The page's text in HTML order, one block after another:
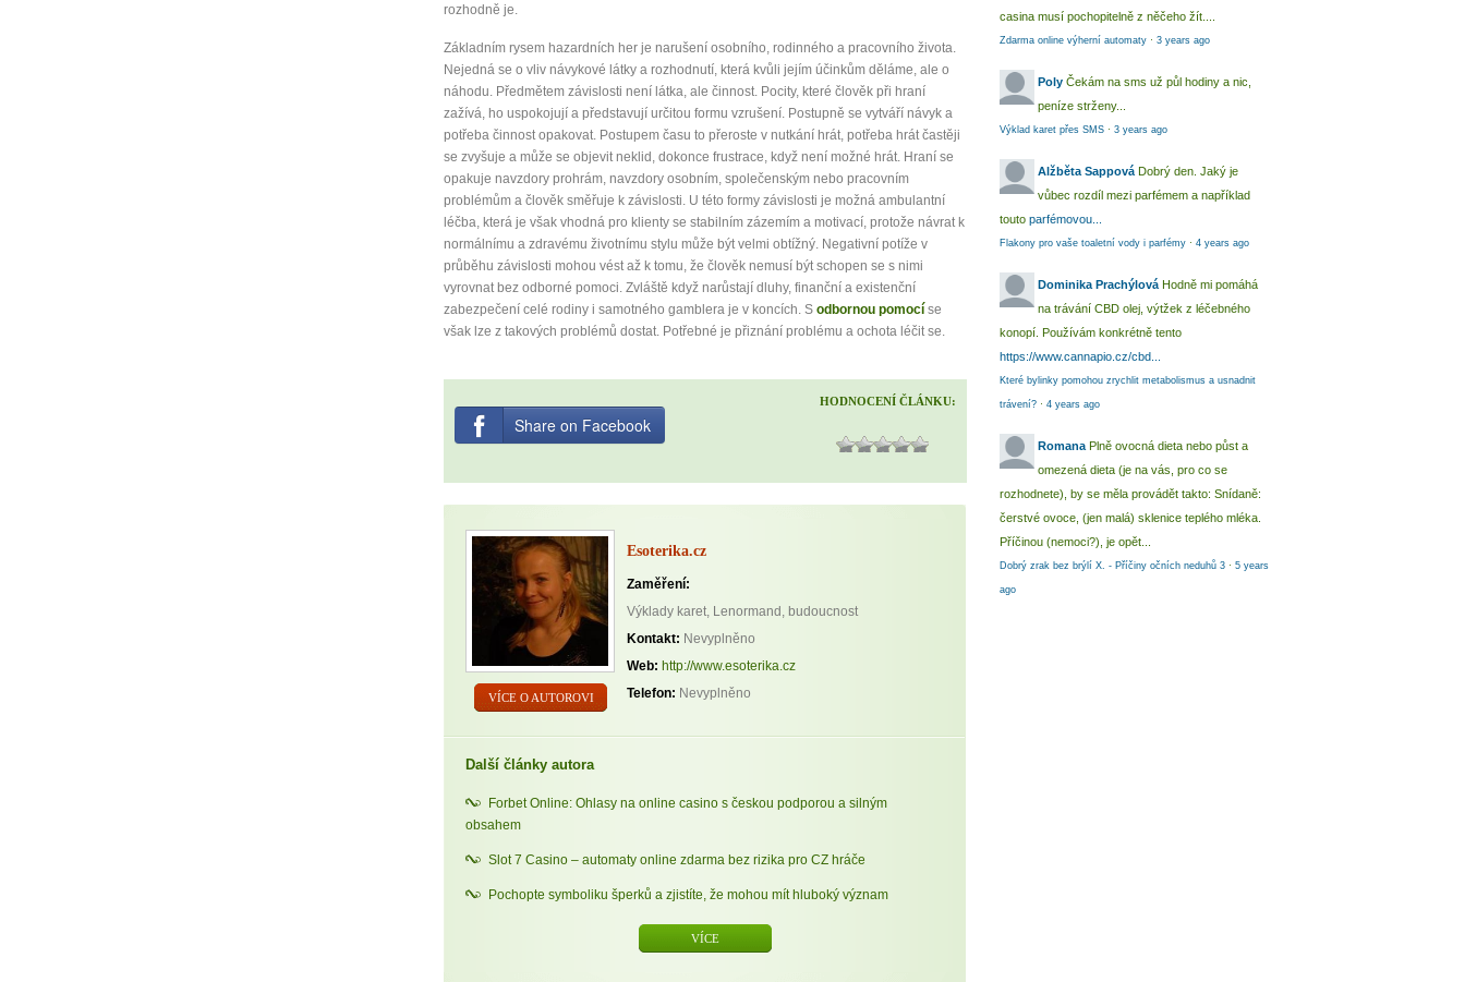
rozhodně je.
Základním rysem hazardních her je narušení osobního, rodinného a pracovního života.
Nejedná se o vliv návykové látky a rozhodnutí, která kvůli jejím účinkům děláme, ale o
náhodu. Předmětem závislosti není látka, ale činnost. Pocity, které člověk při hraní
zažívá, ho uspokojují a představují určitou formu vzrušení. Postupně se vytváří návyk a
potřeba činnost opakovat. Postupem času to přeroste v nutkání hrát, potřeba hrát častěji
se zvyšuje a může se objevit neklid, dokonce frustrace, když není možné hrát. Hraní se
opakuje navzdory prohrám, navzdory osobním, společenským nebo pracovním
problémům a člověk směřuje k závislosti. U této formy závislosti je možná ambulantní
léčba, která je však vhodná pro klienty se stabilním zázemím a motivací, protože návrat k
normálnímu a zdravému životnímu stylu může být velmi obtížný. Negativní potíže v
průběhu závislosti mohou vést až k tomu, že člověk nemusí být schopen se s nimi
vyrovnat bez odborné pomoci. Zvláště když narůstají dluhy, finanční a existenční
zabezpečení celé rodiny i samotného gamblera je v koncích. S odbornou pomocí se
však lze z takových problémů dostat. Potřebné je přiznání problému a ochota léčit se.
HODNOCENÍ ČLÁNKU:
Share on Facebook
VÍCE O AUTOROVI
Esoterika.cz
Zaměření:
Výklady karet, Lenormand, budoucnost
Kontakt: Nevyplněno
Web: http://www.esoterika.cz
Telefon: Nevyplněno
Další články autora
Forbet Online: Ohlasy na online casino s českou podporou a silným
obsahem
Slot 7 Casino – automaty online zdarma bez rizika pro CZ hráče
Pochopte symboliku šperků a zjistíte, že mohou mít hluboký význam
VÍCE
casina musí pochopitelně z něčeho žít....
Zdarma online výherní automaty · 3 years ago
Poly Čekám na sms už půl hodiny a nic,
peníze strženy...
Výklad karet přes SMS · 3 years ago
Alžběta Sappová Dobrý den. Jaký je
vůbec rozdíl mezi parfémem a například
touto parfémovou...
Flakony pro vaše toaletní vody i parfémy · 4 years ago
Dominika Prachýlová Hodně mi pomáhá
na trávání CBD olej, výtžek z léčebného
konopí. Používám konkrétně tento
https://www.cannapio.cz/cbd...
Které bylinky pomohou zrychlit metabolismus a usnadnit
trávení? · 4 years ago
Romana Plně ovocná dieta nebo půst a
omezená dieta (je na vás, pro co se
rozhodnete), by se měla provádět takto: Snídaně:
čerstvé ovoce, (jen malá) sklenice teplého mléka.
Příčinou (nemoci?), je opět...
Dobrý zrak bez brýlí X. - Příčiny očních neduhů 3 · 5 years
ago